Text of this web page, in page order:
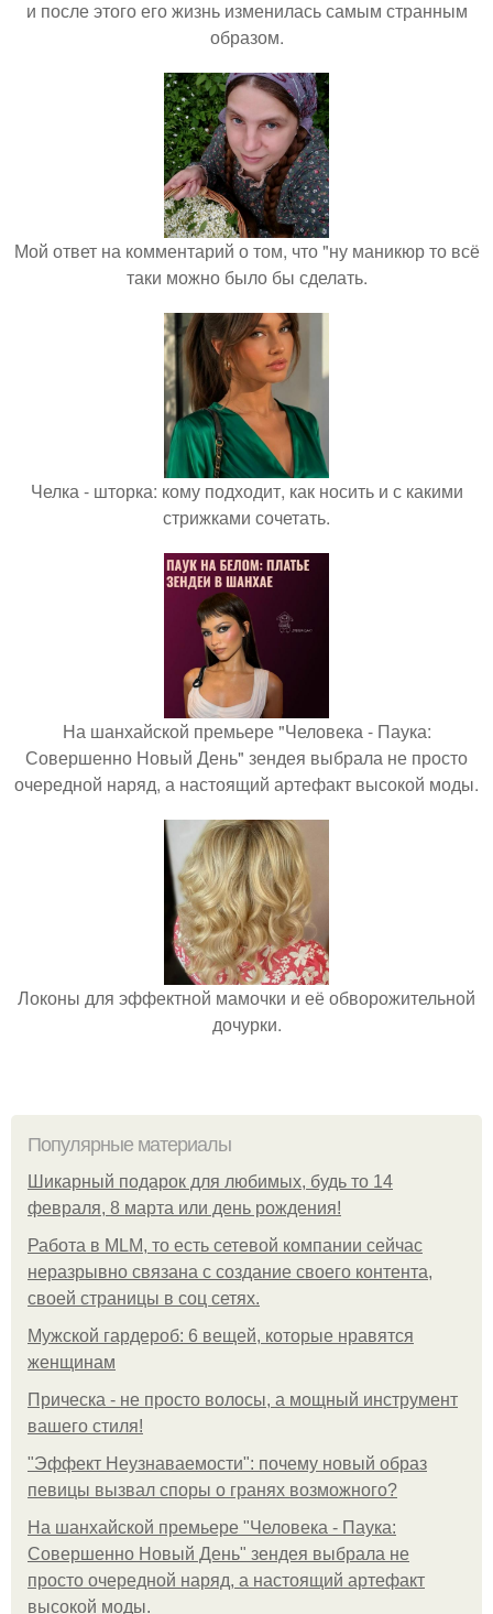
и после этого его жизнь изменилась самым странным
образом.
Мой ответ на комментарий о том, что "ну маникюр то всё
таки можно было бы сделать.
Челка - шторка: кому подходит, как носить и с какими
стрижками сочетать.
На шанхайской премьере "Человека - Паука:
Совершенно Новый День" зендея выбрала не просто
очередной наряд, а настоящий артефакт высокой моды.
Локоны для эффектной мамочки и её обворожительной
дочурки.
Популярные материалы
Шикарный подарок для любимых, будь то 14
февраля, 8 марта или день рождения!
Работа в MLM, то есть сетевой компании сейчас
неразрывно связана с создание своего контента,
своей страницы в соц сетях.
Мужской гардероб: 6 вещей, которые нравятся
женщинам
Прическа - не просто волосы, а мощный инструмент
вашего стиля!
"Эффект Неузнаваемости": почему новый образ
певицы вызвал споры о гранях возможного?
На шанхайской премьере "Человека - Паука:
Совершенно Новый День" зендея выбрала не
просто очередной наряд, а настоящий артефакт
высокой моды.